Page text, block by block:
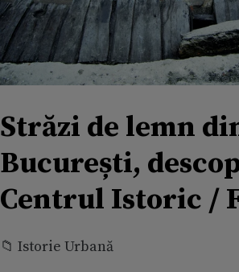
Străzi de lemn
București,
Centrul Istoric /
📁 Istorie Urbană